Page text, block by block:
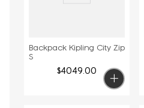
Backpack Kipling City Zip
S
$4049.00